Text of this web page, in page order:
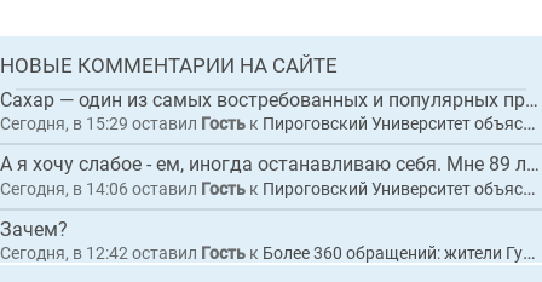
ГЛАВНАЯНОВОСТЬ
набережной в Гусь-Хрустальном
НОВЫЕ КОММЕНТАРИИ НА САЙТЕ
Сахар — один из самых востребованных и популярных продуктов питания в мире.
Сегодня, в 15:29 оставил Гость к Пироговский Университет объяснил, как сахар влияет на организм и приводит к диабету
А я хочу слабое - ем, иногда останавливаю себя. Мне 89 лет. Не люблю ходить по в...
Сегодня, в 14:06 оставил Гость к Пироговский Университет объяснил, как сахар влияет на организм и приводит к диабету
Зачем?
Сегодня, в 12:42 оставил Гость к Более 360 обращений: жители Гусь-Хрустального пожаловались Президенту на разбитые дороги